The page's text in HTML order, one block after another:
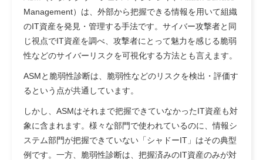
Management）は、外部から把握できる情報を用いて組織
のIT資産を発見・管理する手法です。サイバー攻撃者と同
じ視点でIT資産を調べ、攻撃者にとって魅力を感じる脆弱
性などのサイバーリスクを可視化する方法とも言えます。
ASMと脆弱性診断は、脆弱性などのリスクを検出・評価す
るという点が共通しています。
しかし、ASMはそれまで把握できていなかったIT資産も対
象に含まれます。様々な部門で使われているのに、情報シ
ステム部門が把握できていない「シャドーIT」はその典型
例です。一方、脆弱性診断は、把握済みのIT資産のみが対